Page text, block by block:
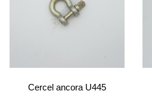
Cercel ancora U445